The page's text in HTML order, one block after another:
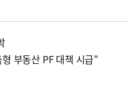
부동산 PF 대책 시급”